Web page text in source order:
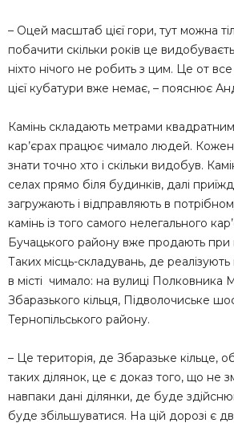
– Оцей масштаб цієї гори, тут можна
побачити скільки років це
ніхто нічого не робить з цим. Це от
цієї кубатури вже немає, – пояснює
Камінь складають метрами
кар’єрах працює чимало людей.
знати точно хто і скільки видобув.
селах прямо біля будинків, далі
загружають і відправляють в
камінь із того самого нелегального
Бучацького району вже продають при
Таких місць-складувань, де
в місті чимало: на вулиці Полковника
Збаразького кільця, Підволочиське
Тернопільського району.
– Це територія, де Збаразьке кільце,
таких ділянок, це є доказ того, що не
навпаки дані ділянки, де буде
буде збільшуватися. На цій дорозі є